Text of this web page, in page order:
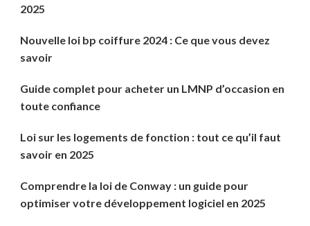
2025
Nouvelle loi bp coiffure 2024 : Ce que vous devez
savoir
Guide complet pour acheter un LMNP d’occasion en
toute confiance
Loi sur les logements de fonction : tout ce qu’il faut
savoir en 2025
Comprendre la loi de Conway : un guide pour
optimiser votre développement logiciel en 2025